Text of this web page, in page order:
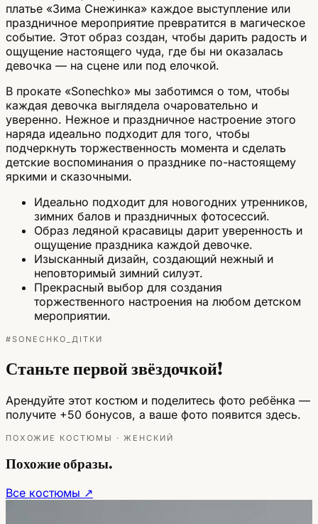
платье «Зима Снежинка» каждое выступление или
праздничное мероприятие превратится в магическое
событие. Этот образ создан, чтобы дарить радость и
ощущение настоящего чуда, где бы ни оказалась
девочка — на сцене или под елочкой.
В прокате «Sonechko» мы заботимся о том, чтобы
каждая девочка выглядела очаровательно и
уверенно. Нежное и праздничное настроение этого
наряда идеально подходит для того, чтобы
подчеркнуть торжественность момента и сделать
детские воспоминания о празднике по-настоящему
яркими и сказочными.
Идеально подходит для новогодних утренников,
зимних балов и праздничных фотосессий.
Образ ледяной красавицы дарит уверенность и
ощущение праздника каждой девочке.
Изысканный дизайн, создающий нежный и
неповторимый зимний силуэт.
Прекрасный выбор для создания
торжественного настроения на любом детском
мероприятии.
#SONECHKO_ДІТКИ
Станьте первой звёздочкой!
Арендуйте этот костюм и поделитесь фото ребёнка —
получите +50 бонусов, а ваше фото появится здесь.
ПОХОЖИЕ КОСТЮМЫ · ЖЕНСКИЙ
Похожие образы.
Все костюмы ↗